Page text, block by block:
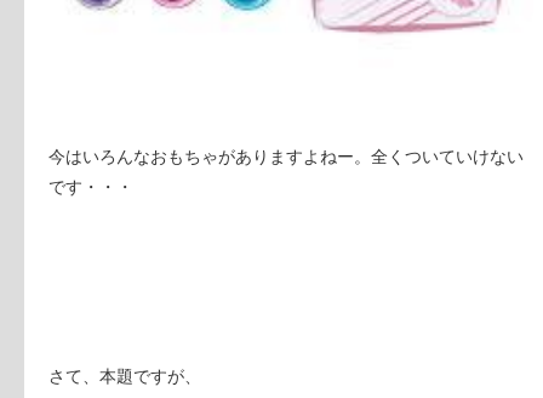
今はいろんなおもちゃがありますよねー。全くついていけない
です・・・
さて、本題ですが、